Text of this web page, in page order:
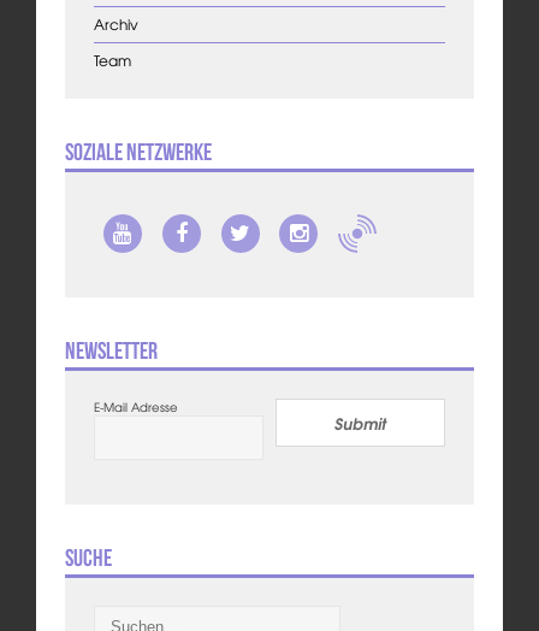
Archiv
Team
Soziale Netzwerke
Newsletter
E-Mail Adresse
Submit
Suche